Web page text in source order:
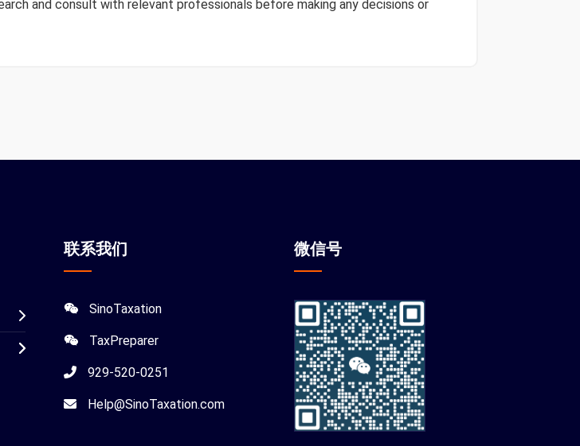
and consult with relevant professionals before making any decisions or
联系我们
SinoTaxation
TaxPreparer
929-520-0251
Help@SinoTaxation.com
微信号